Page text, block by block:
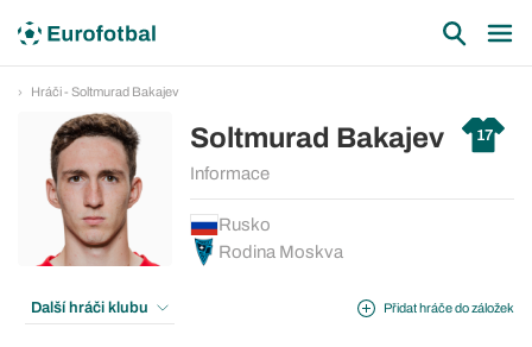
Hráči - Soltmurad Bakajev
Soltmurad Bakajev 17
Informace
Rusko
Rodina Moskva
Přidat hráče do záložek
Další hráči klubu